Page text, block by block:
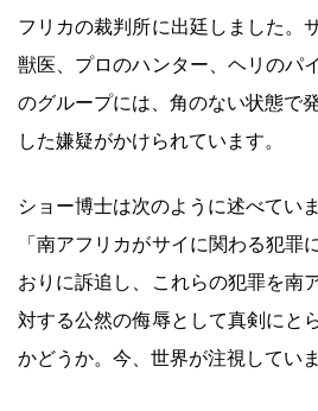
フリカの裁判所に出廷しました。
獣医、プロのハンター、ヘリのパ
のグループには、角のない状態で
した嫌疑がかけられています。
ショー博士は次のように述べていま
「南アフリカがサイに関わる犯罪
おりに訴追し、これらの犯罪を南
対する公然の侮辱として真剣にと
かどうか。今、世界が注視していま